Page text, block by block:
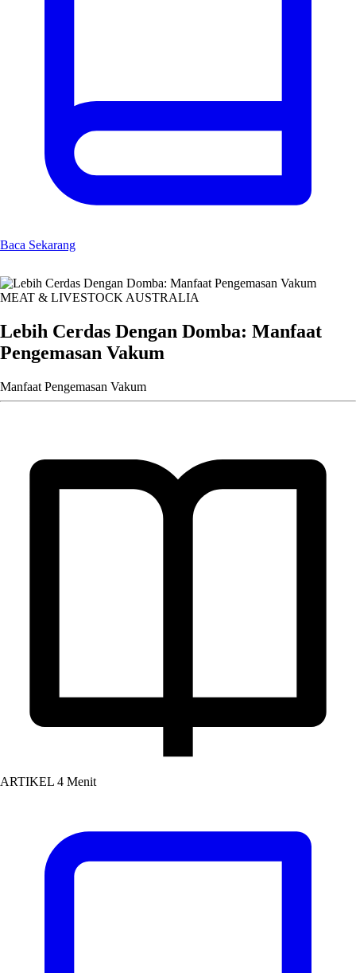
Baca Sekarang
MEAT & LIVESTOCK AUSTRALIA
Lebih Cerdas Dengan Domba: Manfaat
Pengemasan Vakum
Manfaat Pengemasan Vakum
ARTIKEL 4 Menit